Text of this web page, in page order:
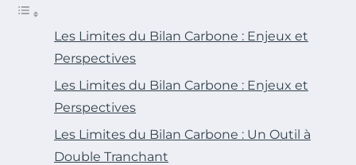
Les Limites du Bilan Carbone : Enjeux et
Perspectives
Les Limites du Bilan Carbone : Enjeux et
Perspectives
Les Limites du Bilan Carbone : Un Outil à
Double Tranchant